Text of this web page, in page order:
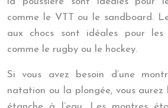
comme le VTT ou le sandboard.
aux chocs sont idéales pour
comme le rugby ou le hockey.
Si vous avez besoin d’une
natation ou la plongée, vous aurez